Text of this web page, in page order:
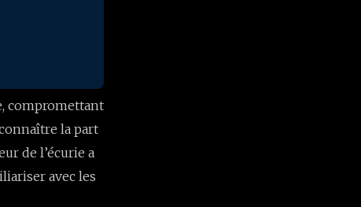
compromettant
la part
de l’écurie a
avec les